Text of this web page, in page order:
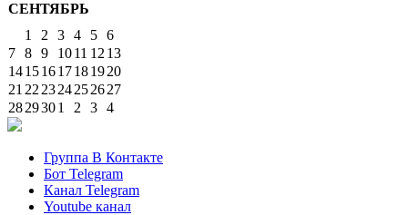
СЕНТЯБРЬ
1
2 3 4 5 6
7 8 9 1011 12 13
14151617181920
21 22 2324252627
2829301 2 3 4
Группа В Контакте
Бот Telegram
Канал Telegram
Youtube канал